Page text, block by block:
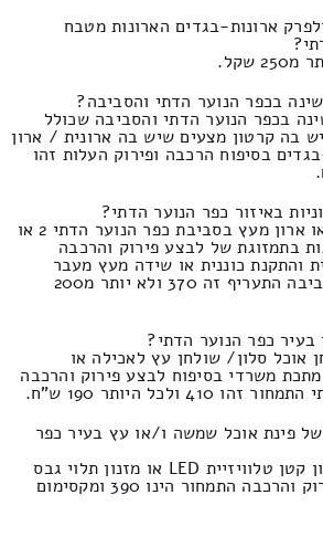
ארונות-בגדים הארונות מטבח
בכפר הנוער הדתי והסביבה?
בכפר הנוער הדתי והסביבה שכולל
בה קרטון מצעים שיש בה ארונית / ארון
בסיפוח הרכבה ופירוק העלות זהו
באיזור כפר הנוער הדתי?
העלות להובלת שידה או ארון מעץ בסביבת כפר הנוער הדתי 2 או
בתמזוגת של לבצע פירוק והרכבה
והתקנת כוננית או שידה מעץ מעבר
בכפר הנוער הדתי והסביבה התעריף זה 370 ולא יותר מ200
כפר הנוער הדתי?
אוכל סלון/ שולחן עץ לאכילה או
מתכת משרדי בסיפוח לבצע פירוק והרכבה
ולכל היותר 190 ש"ח.
פינת אוכל שמשה ו/או עץ בעיר כפר
תעריפי הובלה של מזנון קטן טלוויזיית LED או מזנון תלוי גבס
בתמזוגת של לבצע פירוק והרכבה התמחור הינו 390 ומקסימום